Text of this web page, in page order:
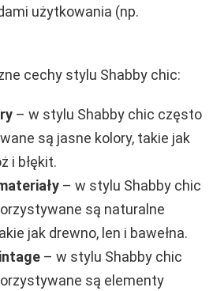
użytkowania (np.
cechy stylu Shabby chic:
– w stylu Shabby chic często
są jasne kolory, takie jak
i błękit.
– w stylu Shabby chic
są naturalne
jak drewno, len i bawełna.
– w stylu Shabby chic
są elementy